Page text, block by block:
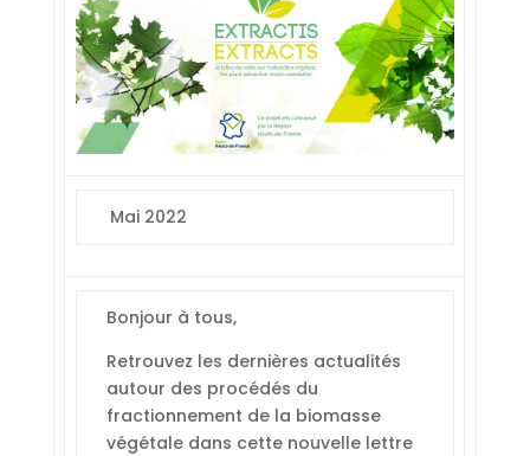
Mai 2022
Bonjour à tous,
Retrouvez les dernières actualités
autour des procédés du
fractionnement de la biomasse
végétale dans cette nouvelle lettre